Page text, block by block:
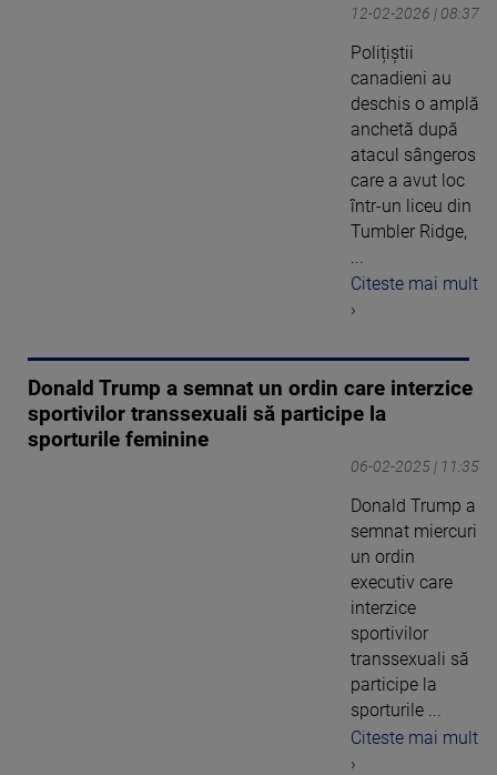
12-02-2026 | 08:37
Polițiștii
canadieni au
deschis o amplă
anchetă după
atacul sângeros
care a avut loc
într-un liceu din
Tumbler Ridge,
Citeste mai mult
›
Donald Trump a semnat un ordin care interzice
sportivilor transsexuali să participe la
sporturile feminine
06-02-2025 | 11:35
Donald Trump a
semnat miercuri
un ordin
executiv care
interzice
sportivilor
transsexuali să
participe la
sporturile ...
Citeste mai mult
›